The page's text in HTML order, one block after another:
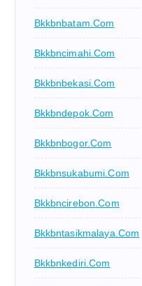
Bkkbnbatam.com
Bkkbncimahi.com
Bkkbnbekasi.com
Bkkbndepok.com
Bkkbnbogor.com
Bkkbnsukabumi.com
Bkkbncirebon.com
Bkkbntasikmalaya.com
Bkkbnkediri.com